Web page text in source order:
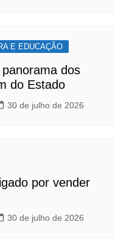
E EDUCAÇÃO
dos
do Estado
30 de julho de 2026
por vender
30 de julho de 2026